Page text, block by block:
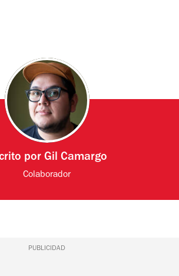
por Gil Camargo
Colaborador
PUBLICIDAD